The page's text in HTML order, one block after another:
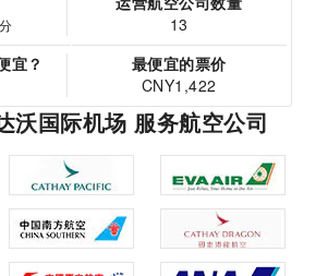
分
13
宜？
最便宜的票价
CNY1,422
沃国际机场 服务航空公司